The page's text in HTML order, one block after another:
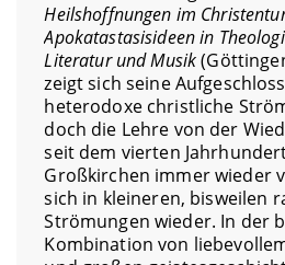
Heilshoffnungen im
Apokatastasisideen in
Literatur und Musik
zeigt sich seine
heterodoxe christliche
doch die Lehre von der
seit dem vierten
Großkirchen immer wieder
sich in kleineren, bisweilen
Strömungen wieder. In der
Kombination von